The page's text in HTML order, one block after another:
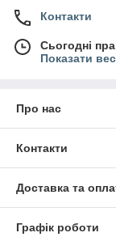
Контакти
Сьогодні
Показати
Про нас
Контакти
Доставка та
Графік роботи